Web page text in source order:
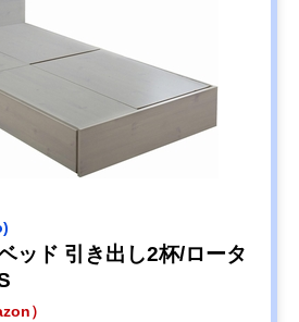
ッド 引き出し2杯/ロータ
）